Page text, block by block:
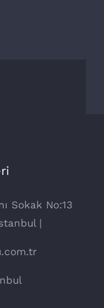
Sokak No:13
|